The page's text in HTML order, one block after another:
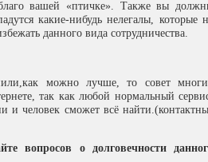
вашей «птичке». Также вы
какие-нибудь нелегалы, которые
данного вида сотрудничества.
можно лучше, то совет
так как любой нормальный
и человек сможет всё
вопросов о долговечности